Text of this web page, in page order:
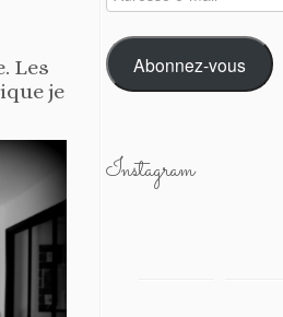
Les
je
e-
mail
Abonnez-vous
Instagram